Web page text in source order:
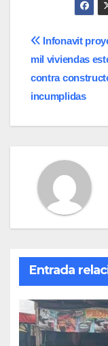
de
entradas
Infonavit
mil viviendas
contra
incumplidas
Entrada